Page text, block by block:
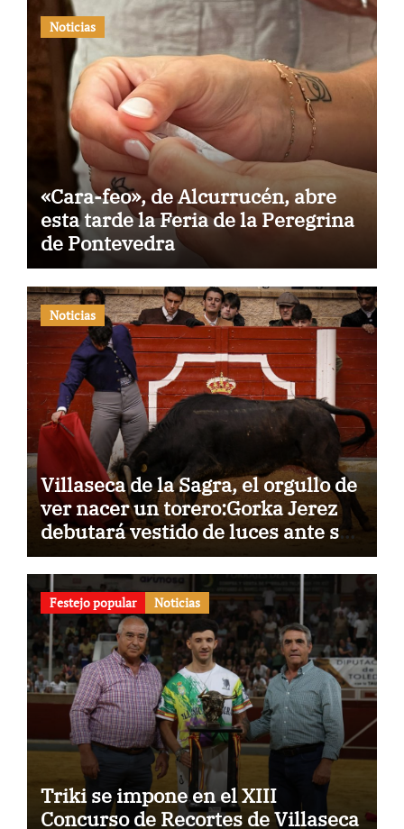
Noticias
«Cara-feo», de Alcurrucén, abre
esta tarde la Feria de la Peregrina
de Pontevedra
Noticias
Villaseca de la Sagra, el orgullo de
ver nacer un torero:Gorka Jerez
debutará vestido de luces ante su
pueblo
Festejo popular Noticias
Triki se impone en el XIII
Concurso de Recortes de Villaseca